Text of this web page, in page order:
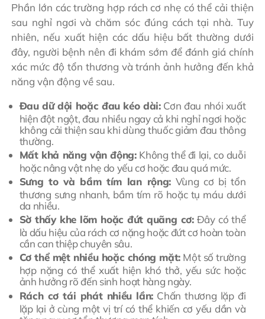
Phần lớn các trường hợp rách cơ nhẹ có thể cải thiện
sau nghỉ ngơi và chăm sóc đúng cách tại nhà. Tuy
nhiên, nếu xuất hiện các dấu hiệu bất thường dưới
đây, người bệnh nên đi khám sớm để đánh giá chính
xác mức độ tổn thương và tránh ảnh hưởng đến khả
năng vận động về sau.
Đau dữ dội hoặc đau kéo dài:Cơn đau nhói xuất
hiện đột ngột, đau nhiều ngay cả khi nghỉ ngơi hoặc
không cải thiện sau khi dùng thuốc giảm đau thông
thường.
Mất khả năng vận động:Không thể đi lại, co duỗi
hoặc nâng vật nhẹ do yếu cơ hoặc đau quá mức.
Sưng to và bầm tím lan rộng:Vùng cơ bị tổn
thương sưng nhanh, bầm tím rõ hoặc tụ máu dưới
da nhiều.
Sờ thấy khe lõm hoặc đứt quãng cơ:Đây có thể
là dấu hiệu của rách cơ nặng hoặc đứt cơ hoàn toàn
cần can thiệp chuyên sâu.
Cơ thể mệt nhiều hoặc chóng mặt: Một số trường
hợp nặng có thể xuất hiện khó thở, yếu sức hoặc
ảnh hưởng rõ đến sinh hoạt hàng ngày.
Rách cơ tái phát nhiều lần: Chấn thương lặp đi
lặp lại ở cùng một vị trí có thể khiến cơ yếu dần và